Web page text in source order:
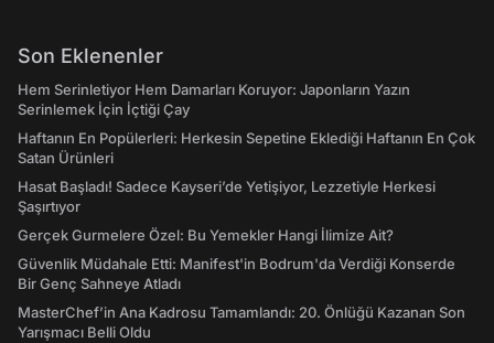
Son Eklenenler
Hem Serinletiyor Hem Damarları Koruyor: Japonların Yazın
Serinlemek İçin İçtiği Çay
Haftanın En Popülerleri: Herkesin Sepetine Eklediği Haftanın En Çok
Satan Ürünleri
Hasat Başladı! Sadece Kayseri’de Yetişiyor, Lezzetiyle Herkesi
Şaşırtıyor
Gerçek Gurmelere Özel: Bu Yemekler Hangi İlimize Ait?
Güvenlik Müdahale Etti: Manifest'in Bodrum'da Verdiği Konserde
Bir Genç Sahneye Atladı
MasterChef’in Ana Kadrosu Tamamlandı: 20. Önlüğü Kazanan Son
Yarışmacı Belli Oldu